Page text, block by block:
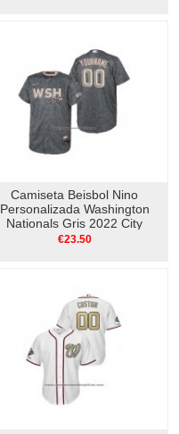
Camiseta Beisbol Nino
Personalizada Washington
Nationals Gris 2022 City
Connect Replica
€23.50